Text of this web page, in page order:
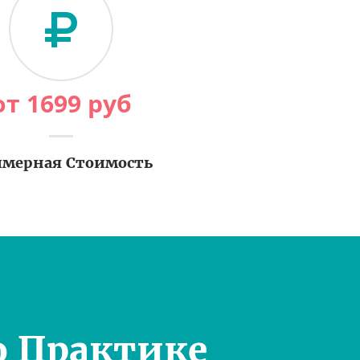
1699 руб
Стоимость
Практике